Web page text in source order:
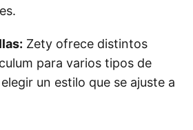
Zety ofrece distintos
para varios tipos de
un estilo que se ajuste a